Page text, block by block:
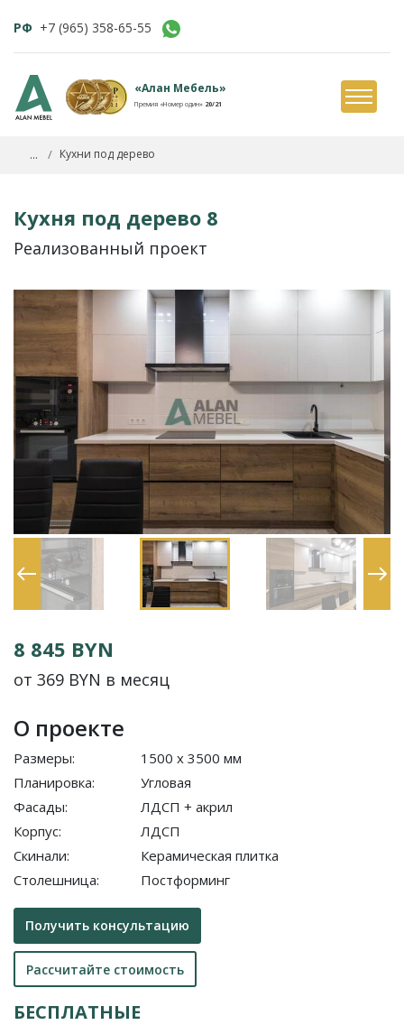
РФ +7 (965) 358-65-55
«Алан Мебель»
Премия «Номер один» 20/21
... Кухни под дерево
Кухня под дерево 8
Реализованный проект
8 845 BYN
от 369 BYN в месяц
О проекте
Размеры:
Планировка:
Фасады:
Корпус:
Скинали:
Столешница:
1500 x 3500 мм
Угловая
ЛДСП + акрил
ЛДСП
Керамическая плитка
Постформинг
Получить консультацию
Рассчитайте стоимость
БЕСПЛАТНЫЕ